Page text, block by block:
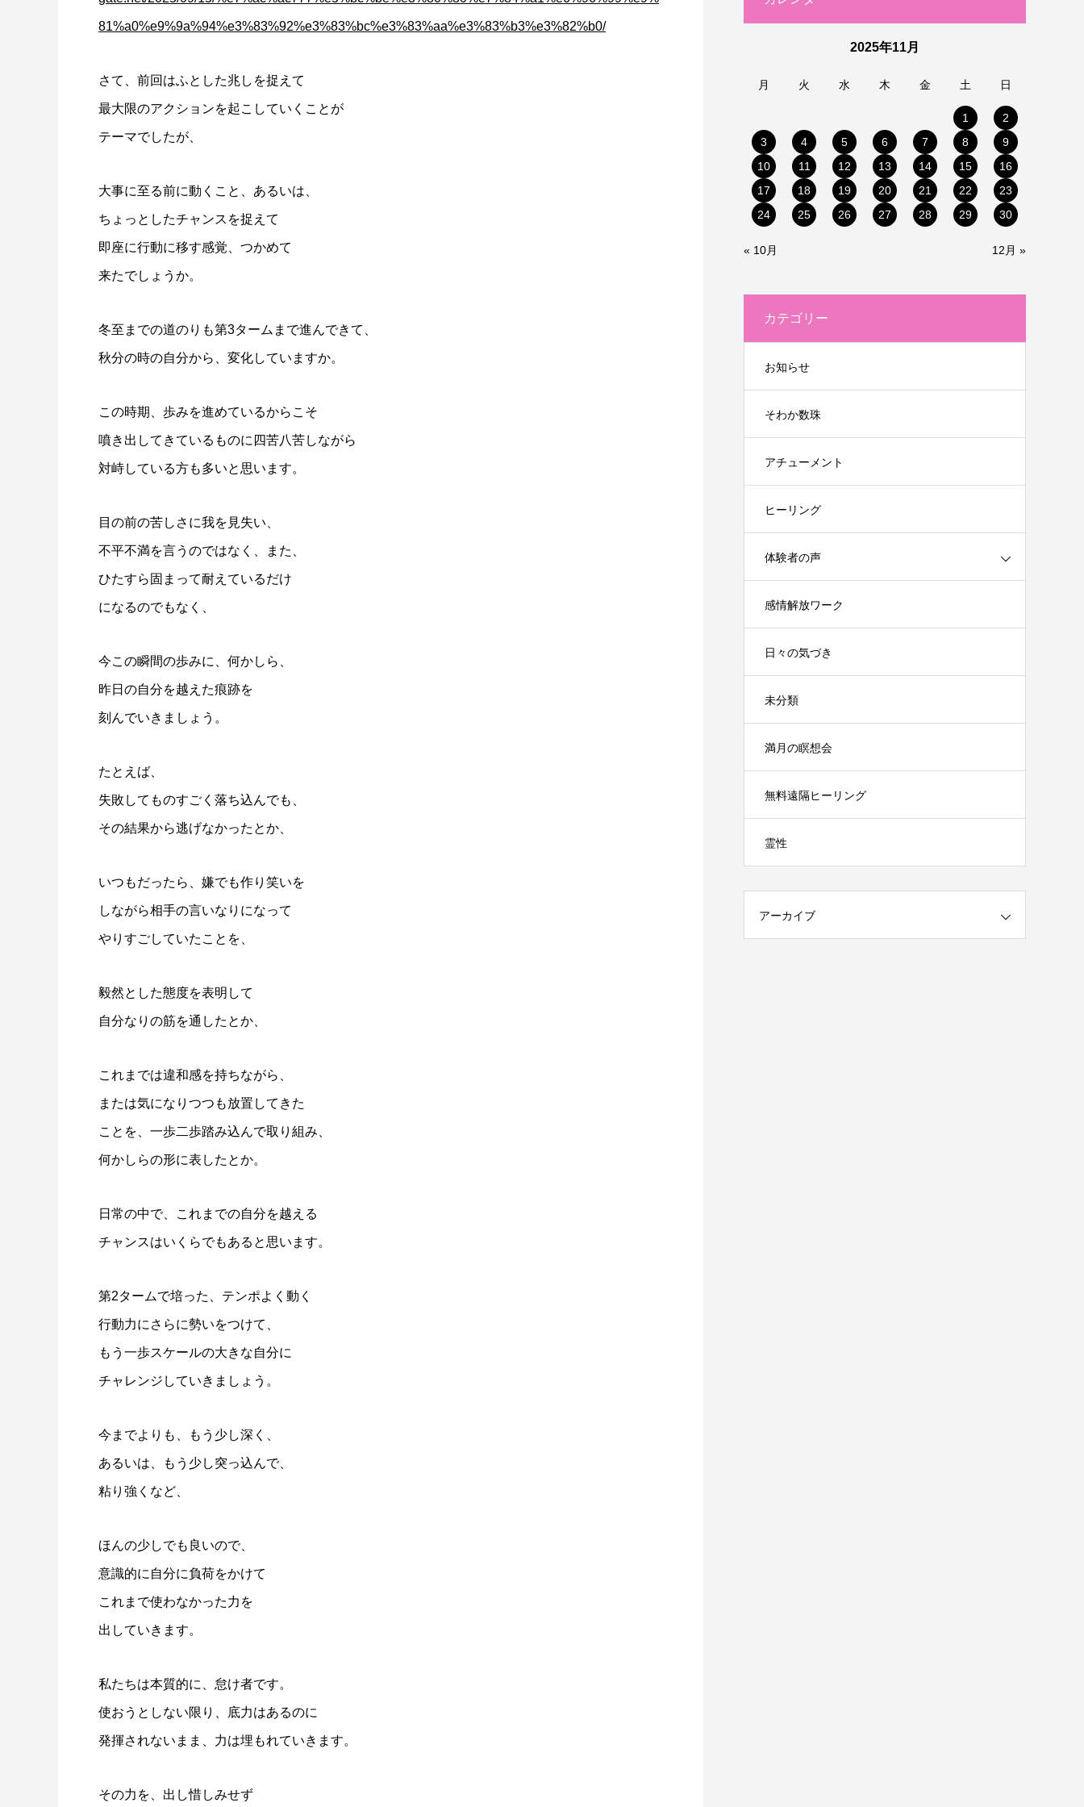
81%a0%e9%9a%94%e3%83%92%e3%83%bc%e3%83%aa%e3%83%b3%e3%82%b0/
さて、前回はふとした兆しを捉えて
最大限のアクションを起こしていくことが
テーマでしたが、
大事に至る前に動くこと、あるいは、
ちょっとしたチャンスを捉えて
即座に行動に移す感覚、つかめて
来たでしょうか。
冬至までの道のりも第3タームまで進んできて、
秋分の時の自分から、変化していますか。
この時期、歩みを進めているからこそ
噴き出してきているものに四苦八苦しながら
対峙している方も多いと思います。
目の前の苦しさに我を見失い、
不平不満を言うのではなく、また、
ひたすら固まって耐えているだけ
になるのでもなく、
今この瞬間の歩みに、何かしら、
昨日の自分を越えた痕跡を
刻んでいきましょう。
たとえば、
失敗してものすごく落ち込んでも、
その結果から逃げなかったとか、
いつもだったら、嫌でも作り笑いを
しながら相手の言いなりになって
やりすごしていたことを、
毅然とした態度を表明して
自分なりの筋を通したとか、
これまでは違和感を持ちながら、
または気になりつつも放置してきた
ことを、一歩二歩踏み込んで取り組み、
何かしらの形に表したとか。
日常の中で、これまでの自分を越える
チャンスはいくらでもあると思います。
第2タームで培った、テンポよく動く
行動力にさらに勢いをつけて、
もう一歩スケールの大きな自分に
チャレンジしていきましょう。
今までよりも、もう少し深く、
あるいは、もう少し突っ込んで、
粘り強くなど、
ほんの少しでも良いので、
意識的に自分に負荷をかけて
これまで使わなかった力を
出していきます。
私たちは本質的に、怠け者です。
使おうとしない限り、底力はあるのに
発揮されないまま、力は埋もれていきます。
その力を、出し惜しみせず
2025年11月
月 火 水 木 金 土 日
1
2
3
4 5 6 7 8
9
10
11 12 13 14 15
16
17
18 19 20 21 22
23
24
25 26 27 28 29 30
« 10月 12月 »
カテゴリー
お知らせ
そわか数珠
アチューメント
ヒーリング
体験者の声
感情解放ワーク
日々の気づき
未分類
満月の瞑想会
無料遠隔ヒーリング
霊性
アーカイブ